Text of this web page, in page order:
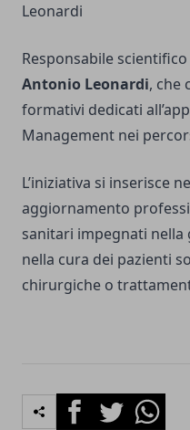
Leonardi
Responsabile
Antonio Leonardi, che
formativi dedicati
Management nei
L’iniziativa si inserisce
aggiornamento
sanitari impegnati
nella cura dei pazienti
chirurgiche o
FacebookTwitterWhatsapp